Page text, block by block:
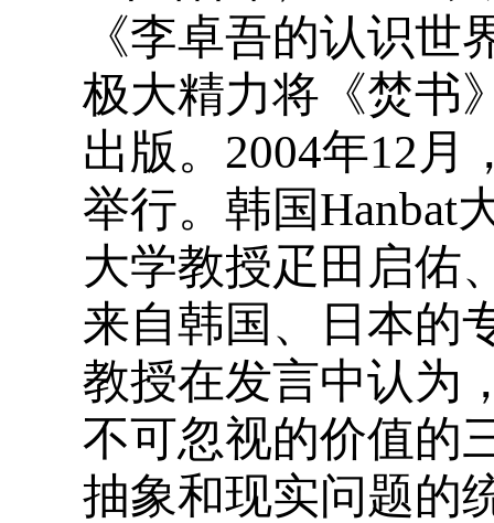
《李卓吾的认识
极大精力将《焚书
出版。2004年12月
举行。韩国Hanbat
大学教授疋田启佑
来自韩国、日本的
教授在发言中认为
不可忽视的价值的
抽象和现实问题的